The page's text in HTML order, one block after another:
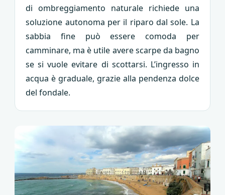
di ombreggiamento naturale richiede una
soluzione autonoma per il riparo dal sole. La
sabbia fine può essere comoda per
camminare, ma è utile avere scarpe da bagno
se si vuole evitare di scottarsi. L’ingresso in
acqua è graduale, grazie alla pendenza dolce
del fondale.